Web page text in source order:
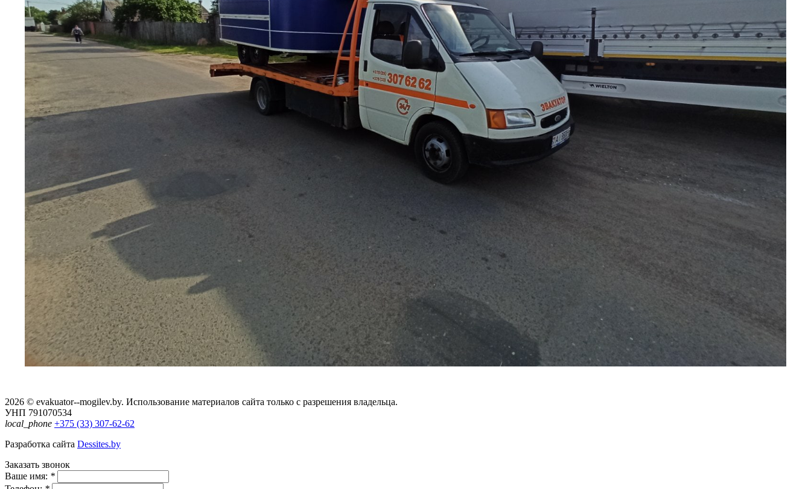
2026 © evakuator--mogilev.by. Использование материалов сайта только с разрешения владельца.
УНП 791070534
local_phone +375 (33) 307-62-62
Разработка сайта Dessites.by
Заказать звонок
Ваше имя: *